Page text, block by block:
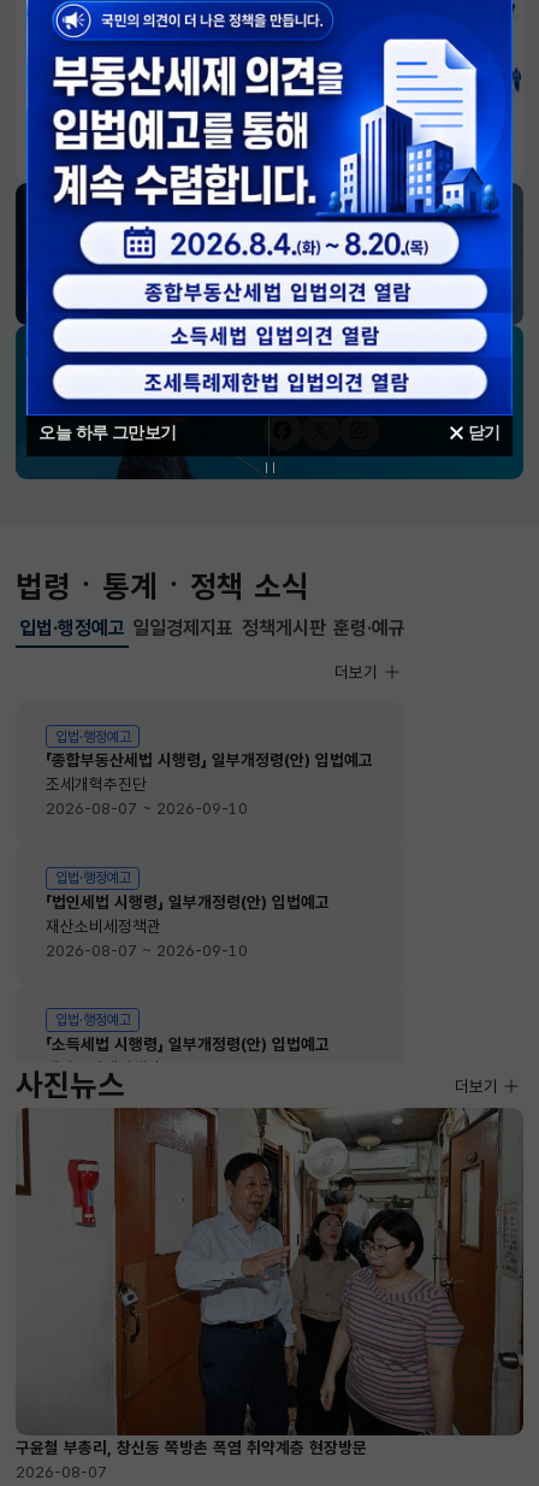
오늘 하루 그만보기 닫기
알림판
국민이 만든 대전환의 길-회복과 도약, 모두의 1년
재정경제부 SNS 소식
블로그페이스북트위터(X)유튜브인스타그램
소통하는 경제 리더 구윤철 장관의
SNS 채널
법령ㆍ통계ㆍ정책 소식
입법·행정예고
선택됨
입법·행정예고
입법·행정예고
「종합부동산세법 시행령」 일부개정령(안) 입법예고
조세개혁추진단
2026-08-07 ~ 2026-09-10
입법·행정예고
「법인세법 시행령」 일부개정령(안) 입법예고
재산소비세정책관
2026-08-07 ~ 2026-09-10
입법·행정예고
「소득세법 시행령」 일부개정령(안) 입법예고
재산소비세정책관
2026-08-07 ~ 2026-09-10
입법·행정예고
더보기
일일경제지표 정책게시판 훈령·예규
사진뉴스
구윤철 부총리, 창신동 쪽방촌 폭염 취약계층 현장방문
2026-08-07
사진뉴스
더보기